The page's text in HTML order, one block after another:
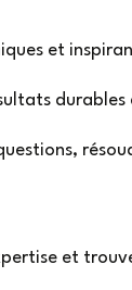
et
durables
et